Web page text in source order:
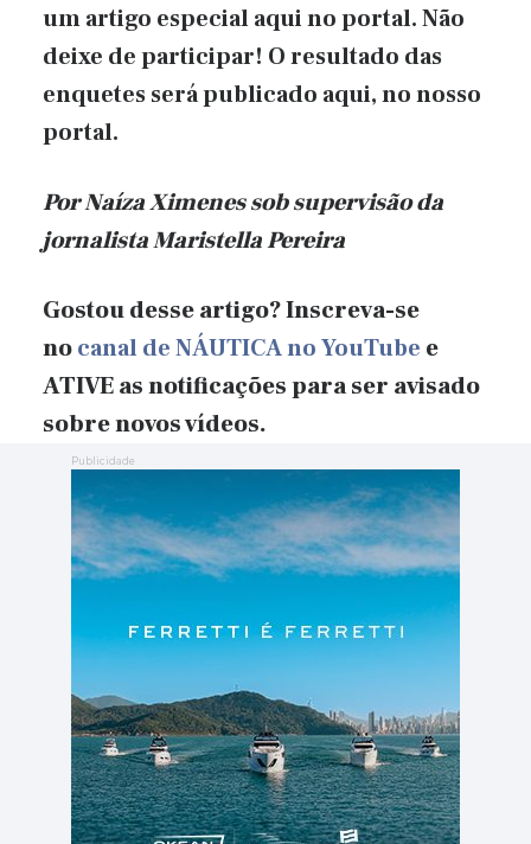
um artigo especial aqui no portal. Não
deixe de participar! O resultado das
enquetes será publicado aqui, no nosso
portal.
Por Naíza Ximenes sobsupervisão da
jornalista Maristella Pereira
Gostou desse artigo? Inscreva-se
nocanal de NÁUTICA no YouTube e
ATIVE as notificações para ser avisado
sobre novos vídeos.
Publicidade